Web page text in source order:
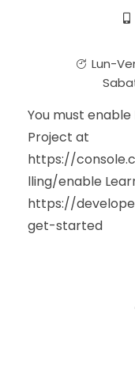
Lun-
You must
Project at
https://
lling/enable
https://
get-started